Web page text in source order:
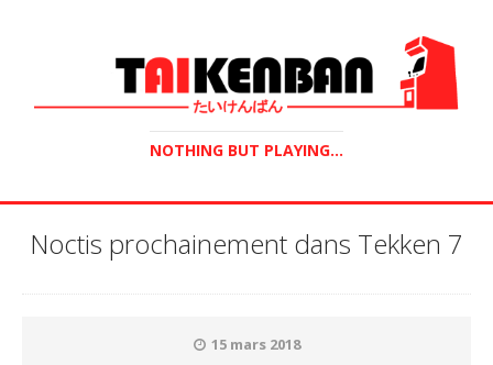
NOTHING BUT PLAYING...
Noctis prochainement dans Tekken 7
15 mars 2018